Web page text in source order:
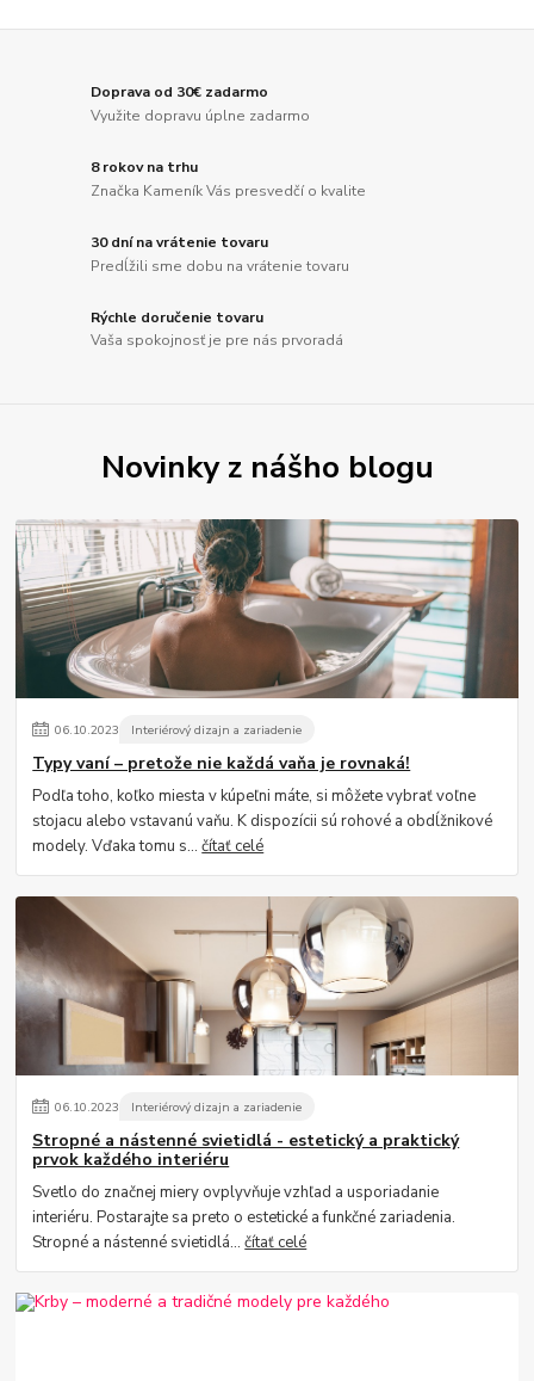
Doprava od 30€ zadarmo
Využite dopravu úplne zadarmo
8 rokov na trhu
Značka Kameník Vás presvedčí o kvalite
30 dní na vrátenie tovaru
Predĺžili sme dobu na vrátenie tovaru
Rýchle doručenie tovaru
Vaša spokojnosť je pre nás prvoradá
Novinky z nášho blogu
06.10.2023 Interiérový dizajn a zariadenie
Typy vaní – pretože nie každá vaňa je rovnaká!
Podľa toho, koľko miesta v kúpeľni máte, si môžete vybrať voľne
stojacu alebo vstavanú vaňu. K dispozícii sú rohové a obdĺžnikové
modely. Vďaka tomu s...čítať celé
06.10.2023 Interiérový dizajn a zariadenie
Stropné a nástenné svietidlá - estetický a praktický
prvok každého interiéru
Svetlo do značnej miery ovplyvňuje vzhľad a usporiadanie
interiéru. Postarajte sa preto o estetické a funkčné zariadenia.
Stropné a nástenné svietidlá...čítať celé